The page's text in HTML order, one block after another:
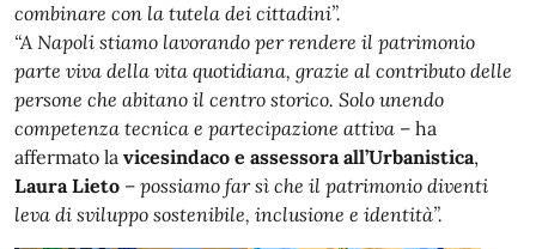
combinare con la tutela dei cittadini”.
“A Napoli stiamo lavorando per rendere il patrimonio
parte viva della vita quotidiana, grazie al contributo delle
persone che abitano il centro storico. Solo unendo
competenza tecnica e partecipazione attiva – ha
affermato la vicesindaco e assessora all’Urbanistica,
Laura Lieto – possiamo far sì che il patrimonio diventi
leva di sviluppo sostenibile, inclusione e identità”.